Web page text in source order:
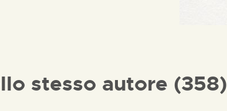
stesso autore (358)